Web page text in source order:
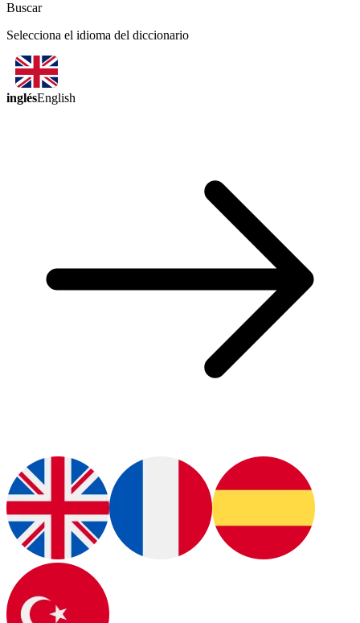
Buscar
Selecciona el idioma del diccionario
inglésEnglish